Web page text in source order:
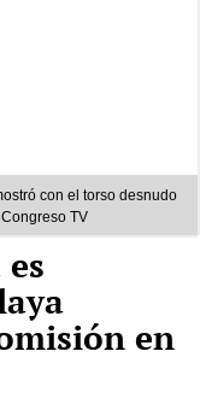
con el torso desnudo
TV
en